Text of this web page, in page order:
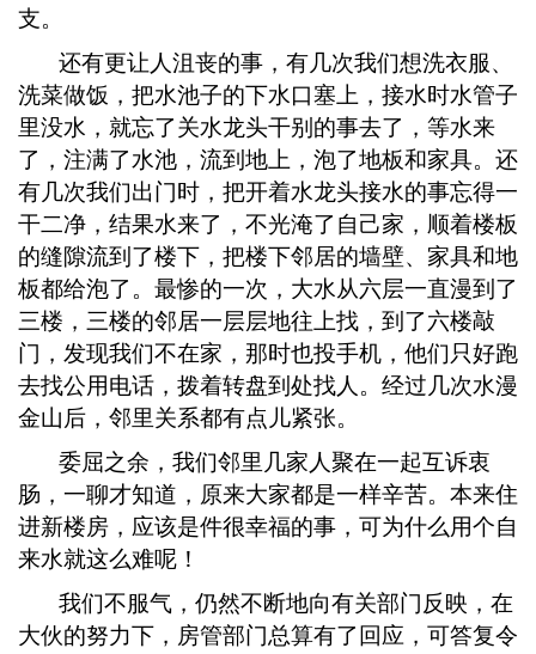
支。
还有更让人沮丧的事，有几次我们想洗衣服、
洗菜做饭，把水池子的下水口塞上，接水时水管子
里没水，就忘了关水龙头干别的事去了，等水来
了，注满了水池，流到地上，泡了地板和家具。还
有几次我们出门时，把开着水龙头接水的事忘得一
干二净，结果水来了，不光淹了自己家，顺着楼板
的缝隙流到了楼下，把楼下邻居的墙壁、家具和地
板都给泡了。最惨的一次，大水从六层一直漫到了
三楼，三楼的邻居一层层地往上找，到了六楼敲
门，发现我们不在家，那时也投手机，他们只好跑
去找公用电话，拨着转盘到处找人。经过几次水漫
金山后，邻里关系都有点儿紧张。
委屈之余，我们邻里几家人聚在一起互诉衷
肠，一聊才知道，原来大家都是一样辛苦。本来住
进新楼房，应该是件很幸福的事，可为什么用个自
来水就这么难呢！
我们不服气，仍然不断地向有关部门反映，在
大伙的努力下，房管部门总算有了回应，可答复令